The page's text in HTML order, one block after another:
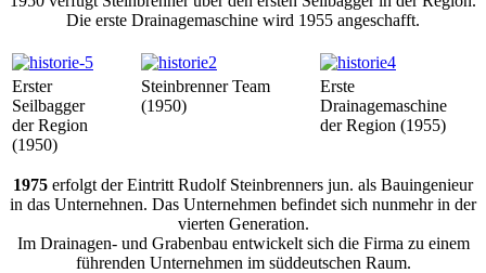
Die erste Drainagemaschine wird 1955 angeschafft.
Erster
Seilbagger
der Region
(1950)
Steinbrenner Team
(1950)
Erste
Drainagemaschine
der Region (1955)
1975 erfolgt der Eintritt Rudolf Steinbrenners jun. als Bauingenieur
in das Unternehnen. Das Unternehmen befindet sich nunmehr in der
vierten Generation.
Im Drainagen- und Grabenbau entwickelt sich die Firma zu einem
führenden Unternehmen im süddeutschen Raum.